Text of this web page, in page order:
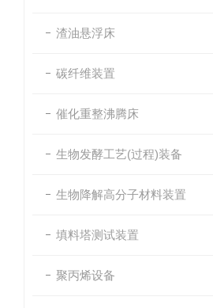
渣油悬浮床
碳纤维装置
催化重整沸腾床
生物发酵工艺(过程)装备
生物降解高分子材料装置
填料塔测试装置
聚丙烯设备